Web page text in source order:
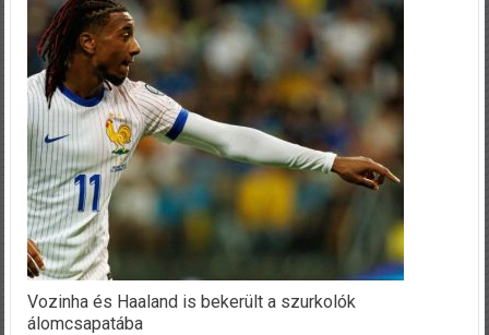
Vozinha és Haaland is bekerült a szurkolók
álomcsapatába